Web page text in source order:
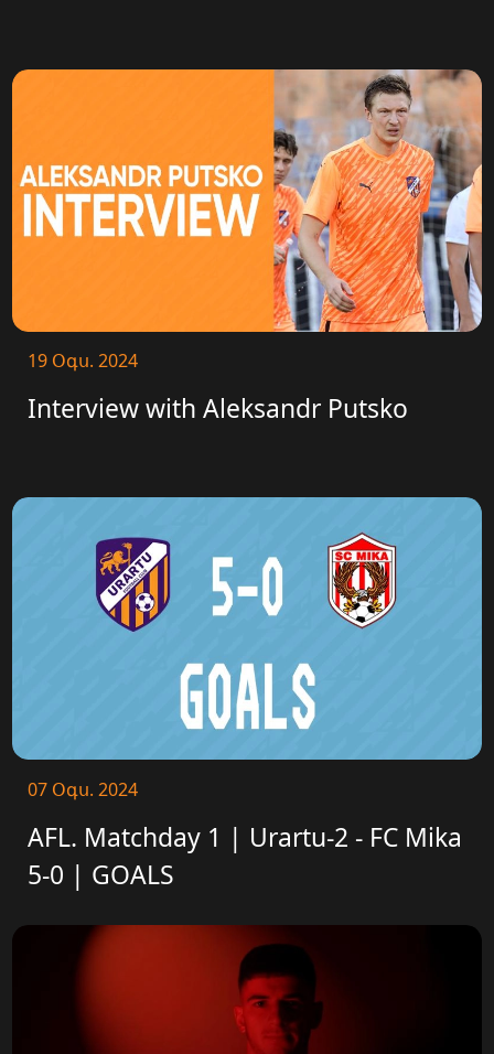
19 Օգս. 2024
Interview with Aleksandr Putsko
07 Օգս. 2024
AFL. Matchday 1 | Urartu-2 - FC Mika
5-0 | GOALS